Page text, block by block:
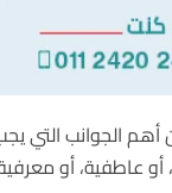
أهم الجوانب التي
أو عاطفية، أو